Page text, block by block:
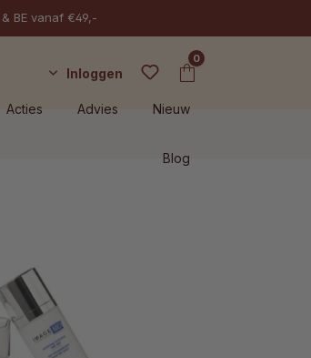
BE vanaf €49,-
Inloggen
0
Acties Advies Nieuw
Blog